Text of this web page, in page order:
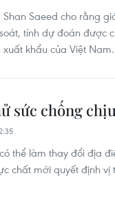
Saeed cho rằng
tính dự đoán được
khẩu của Việt Nam.
sức chống
thể làm thay đổi địa
chất mới quyết định